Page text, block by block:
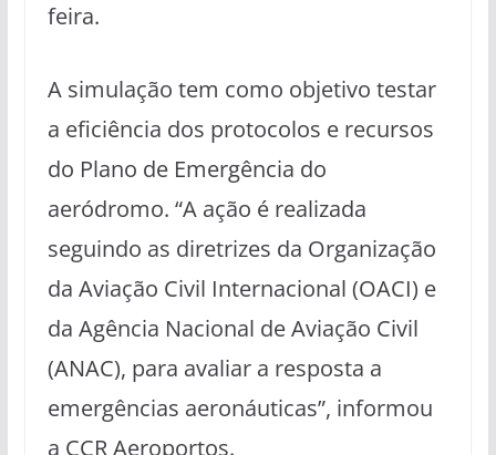
feira.
A simulação tem como objetivo testar
a eficiência dos protocolos e recursos
do Plano de Emergência do
aeródromo. “A ação é realizada
seguindo as diretrizes da Organização
da Aviação Civil Internacional (OACI) e
da Agência Nacional de Aviação Civil
(ANAC), para avaliar a resposta a
emergências aeronáuticas”, informou
a CCR Aeroportos.